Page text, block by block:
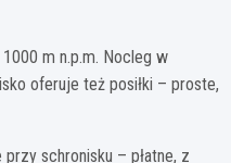
m n.p.m. Nocleg w
oferuje też posiłki – proste,
schronisku – płatne, z